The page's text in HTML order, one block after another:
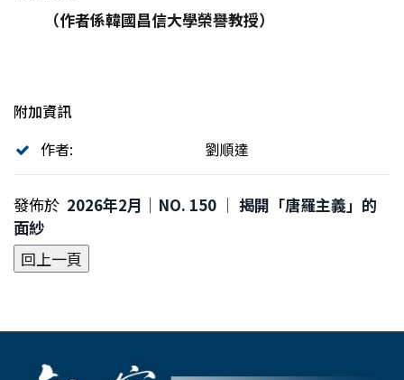
（作者係韓國昌信大學榮譽教授）
附加資訊
作者:
劉順達
發佈於 2026年2月｜NO. 150 │ 揭開「唐羅主義」的
面紗